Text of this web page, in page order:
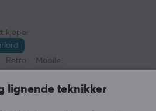
kjøper
Retro Mobile
jeg har hatt
lignende teknikker